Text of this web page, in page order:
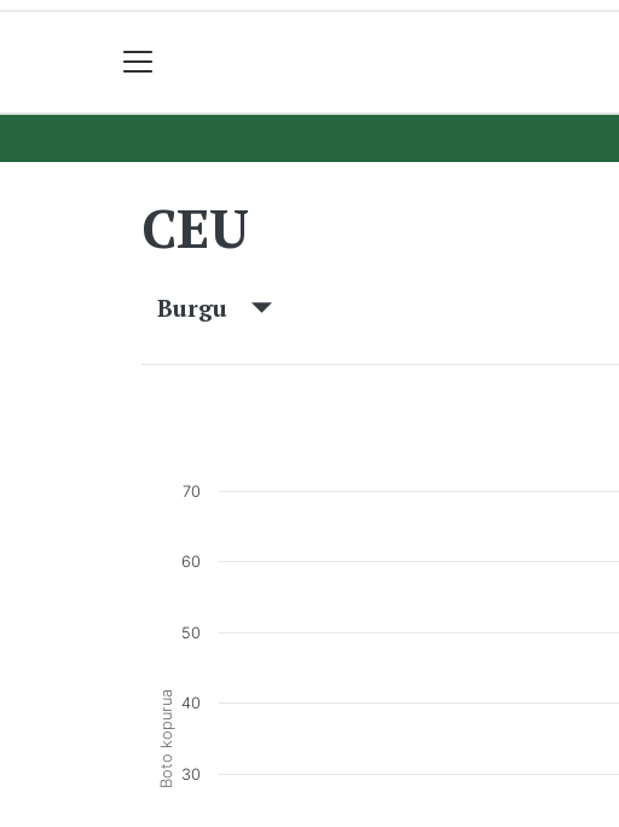
CEU
Burgu
Boto kopurua 30
40
50
60
70